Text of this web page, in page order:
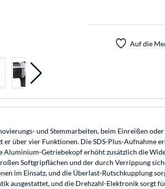
Auf die
und Stemmarbeiten, beim Einreißen
über vier Funktionen. Die SDS-Plus-Aufnahme
Getriebekopf erhöht zusätzlich die
Softgripflächen und der durch Verrippung
im Einsatz, und die Überlast-Rutschkupplung
ausgestattet, und die Drehzahl-Elektronik sorgt